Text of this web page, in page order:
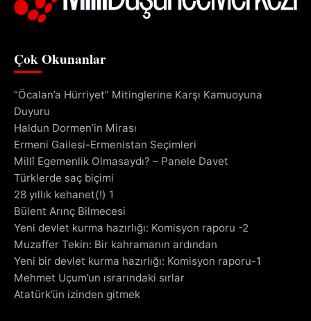
Çok Okunanlar
“Öcalan’a Hürriyet” Mitinglerine Karşı Kamuoyuna
Duyuru
Haldun Dormen’in Mirası
Ermeni Gailesi-Ermenistan Seçimleri
Millî Egemenlik Olmasaydı? – Panele Davet
Türklerde saç biçimi
28 yıllık kehanet(!) 1
Bülent Arınç Bilmecesi
Yeni devlet kurma hazırlığı: Komisyon raporu -2
Muzaffer Tekin: Bir kahramanın ardından
Yeni bir devlet kurma hazırlığı: Komisyon raporu-1
Mehmet Uçum’un ısrarındaki sırlar
Atatürk’ün izinden gitmek